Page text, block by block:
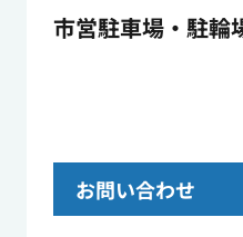
市営駐車場・駐輪
お問い合わせ